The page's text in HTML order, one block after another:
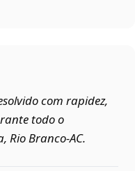
com rapidez,
todo o
Branco‑AC.